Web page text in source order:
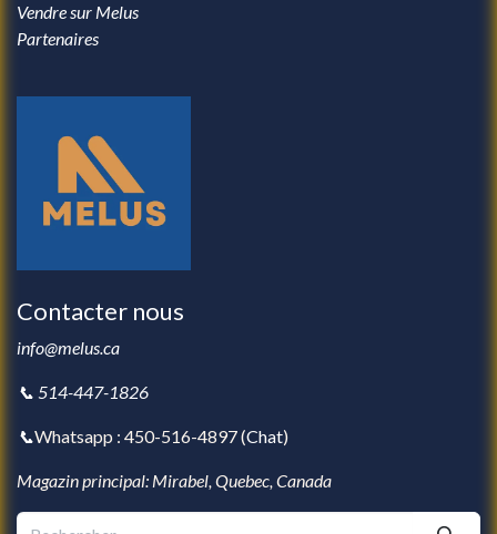
Vendre sur Melus
Partenaires
Contacter nous
info@melus.ca
📞 514-447-1826
📞Whatsapp : 450-516-4897 (Chat)
Magazin principal: Mirabel, Quebec, Canada